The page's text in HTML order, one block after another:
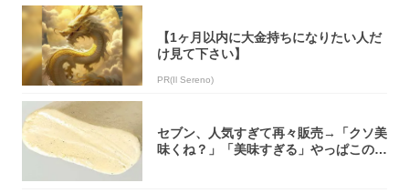
【1ヶ月以内に大金持ちになりたい人だ
け見て下さい】
PR(Il Sereno)
セブン、人気すぎて再々販売→「クソ美
味くね？」「美味すぎる」やっぱこのク